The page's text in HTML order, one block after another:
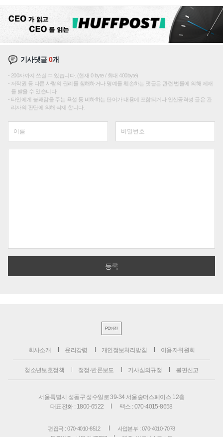
기사댓글0개
200자까지 쓰실 수 있습니다. (현재 0 byte / 최대 400byte)
저작권 등 다른 사람의 권리를 침해하거나 명예를 훼손하는 댓글은 관련 법률에 의해 제재
를 받을 수 있습니다.
타인에게 불쾌감을 주는 욕설 등 비하하는 단어가 내용에 포함되거나 인신공격성 글은 관
리자의 판단에 의해 삭제 합니다.
PC버전
회사소개 윤리강령 개인정보처리방침 이용자위원회
청소년보호정책 정정·반론보도 기사심의규정 불편신고
서울특별시 성동구 성수일로 39-34 서울숲더스페이스 12층
대표전화 : 1800-6522
팩스 : 070-4015-8658
편집국 : 070-4010-8512
사업본부 : 070-4010-7078